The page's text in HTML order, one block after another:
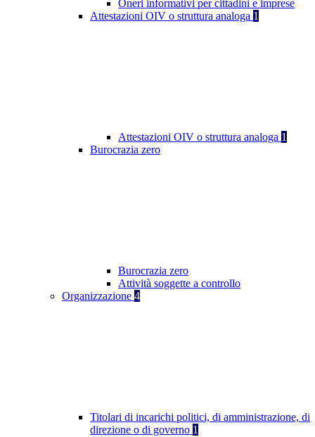
Oneri informativi per cittadini e imprese
Attestazioni OIV o struttura analoga 1
Attestazioni OIV o struttura analoga 1
Burocrazia zero
Burocrazia zero
Attività soggette a controllo
Organizzazione 4
Titolari di incarichi politici, di amministrazione, di
direzione o di governo 1